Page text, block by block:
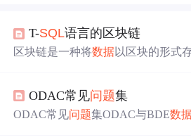
T-SQL语言的区块链
区块链是一种将数据以区块的形式
前一个区块的信息，所以形成了一
块链技术这一结构使得 数据存储更
ODAC常见问题集
ODAC常见问题集ODAC与BDE数